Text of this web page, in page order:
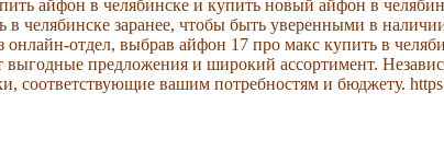
айфон в челябинске и купить новый айфон в
челябинске заранее, чтобы быть уверенными в
отдел, выбрав айфон 17 про макс купить в
предложения и широкий ассортимент.
вашим потребностям и бюджету.